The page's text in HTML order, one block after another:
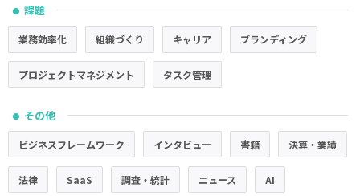
● 課題
業務効率化 組織づくり キャリア ブランディング
プロジェクトマネジメント タスク管理
● その他
ビジネスフレームワーク インタビュー 書籍 決算・業績
法律 SaaS 調査・統計 ニュース AI